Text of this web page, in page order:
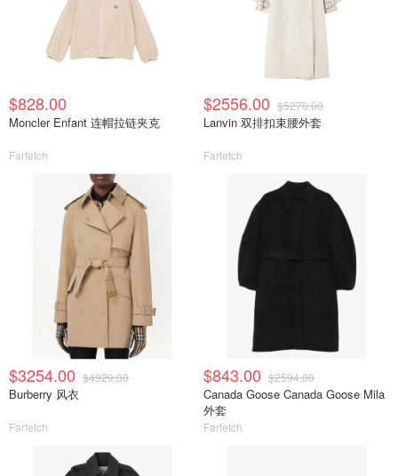
$828.00
Moncler Enfant 连帽拉链夹克
Farfetch
$2556.00 $5270.00
Lanvin 双排扣束腰外套
Farfetch
$3254.00 $4929.00
Burberry 风衣
Farfetch
$843.00 $2594.00
Canada Goose Canada Goose Mila
外套
Farfetch